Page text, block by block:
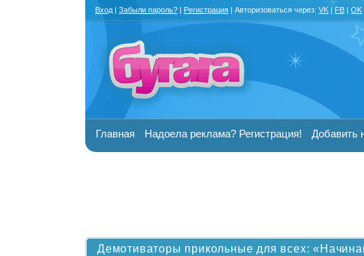
Демотиваторы прикольные для всех:
Вход | Забыли пароль? | Регистрация | Авторизоваться через: VK | FB | OK
Главная Надоела реклама? Регистрация! Добавить